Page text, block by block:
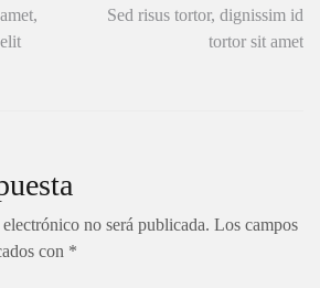
Sed risus tortor, dignissim id
tortor sit amet
no será publicada. Los campos
con *